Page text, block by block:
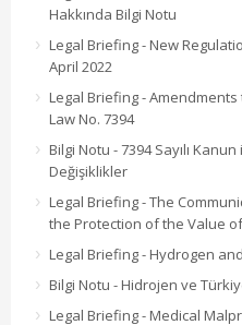
Hakkında Bilgi Notu
Legal Briefing - New
April 2022
Legal Briefing -
Law No. 7394
Bilgi Notu - 7394 Sayılı
Değişiklikler
Legal Briefing - The
the Protection of the Value
Legal Briefing - Hydrogen
Bilgi Notu - Hidrojen ve
Legal Briefing - Medical